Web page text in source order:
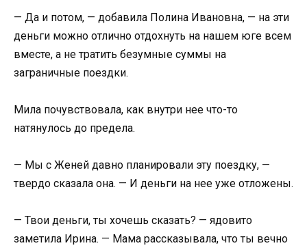
— Да и потом, — добавила Полина Ивановна, — на эти
деньги можно отлично отдохнуть на нашем юге всем
вместе, а не тратить безумные суммы на
заграничные поездки.
Мила почувствовала, как внутри нее что-то
натянулось до предела.
— Мы с Женей давно планировали эту поездку, —
твердо сказала она. — И деньги на нее уже отложены.
— Твои деньги, ты хочешь сказать? — ядовито
заметила Ирина. — Мама рассказывала, что ты вечно